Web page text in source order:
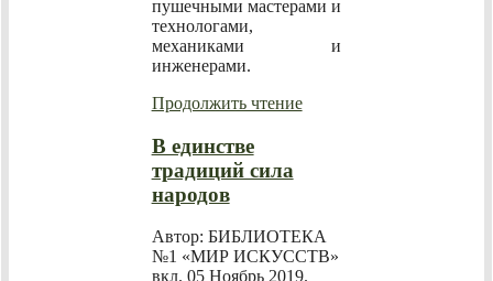
пушечными мастерами и
технологами,
механиками и
инженерами.
Продолжить чтение
В единстве
традиций сила
народов
Автор: БИБЛИОТЕКА
№1 «МИР ИСКУССТВ»
вкл. 05 Ноябрь 2019.